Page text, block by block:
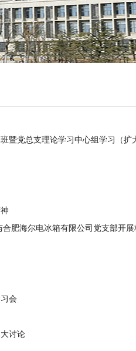
暨党总支理论学习中心组学习（扩
肥海尔电冰箱有限公司党支部开展
会
讨论